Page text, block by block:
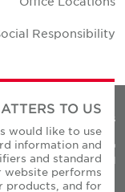
Responsibility
Privacy Policies
© Copyright Cushman & Wakefield Core 2026.
All Rights Reserved.
TO US
would like to use
information and
and standard
website performs
products, and for